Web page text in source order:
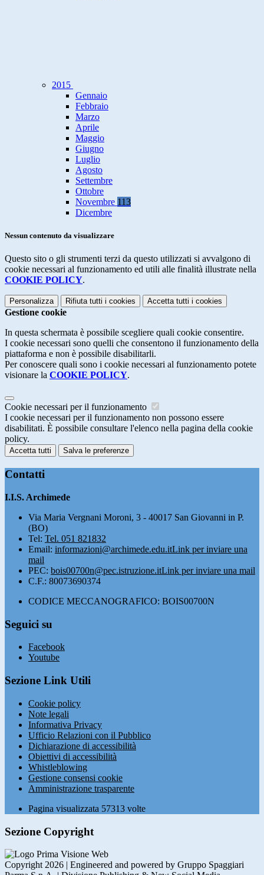
2015
Gennaio
Febbraio
Marzo
Aprile
Maggio
Giugno
Luglio
Agosto
Settembre
Ottobre
Novembre 113
Dicembre
Nessun contenuto da visualizzare
Questo sito o gli strumenti terzi da questo utilizzati si avvalgono di
cookie necessari al funzionamento ed utili alle finalità illustrate nella
COOKIE POLICY.
Personalizza Rifiuta tutti i cookies Accetta tutti i cookies
Gestione cookie
In questa schermata è possibile scegliere quali cookie consentire.
I cookie necessari sono quelli che consentono il funzionamento della
piattaforma e non è possibile disabilitarli.
Per conoscere quali sono i cookie necessari al funzionamento potete
visionare la COOKIE POLICY.
Cookie necessari per il funzionamento
I cookie necessari per il funzionamento non possono essere
disabilitati. È possibile consultare l'elenco nella pagina della cookie
policy.
Accetta tutti Salva le preferenze
Contatti
I.I.S. Archimede
Via Maria Vergnani Moroni, 3 - 40017 San Giovanni in P.
(BO)
Tel: Tel. 051 821832
Email: informazioni@archimede.edu.itLink per inviare una
mail
PEC: bois00700n@pec.istruzione.itLink per inviare una mail
C.F.: 80073690374
CODICE MECCANOGRAFICO: BOIS00700N
Seguici su
Facebook
Youtube
Sezione Link Utili
Cookie policy
Note legali
Informativa Privacy
Ufficio Relazioni con il Pubblico
Dichiarazione di accessibilità
Obiettivi di accessibilità
Whistleblowing
Gestione consensi cookie
Amministrazione trasparente
Pagina visualizzata 57313 volte
Sezione Copyright
Copyright 2026 | Engineered and powered by Gruppo Spaggiari